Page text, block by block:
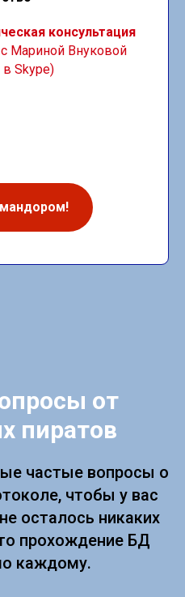
консультация
Мариной Внуковой
Skype)
от
пиратов
частые вопросы о
чтобы у вас
осталось никаких
прохождение БД
каждому.